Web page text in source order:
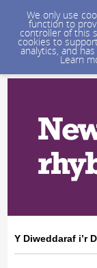
We only use
function to
controller of this
cookies to
analytics, and
Learn
Y Diweddaraf i’r